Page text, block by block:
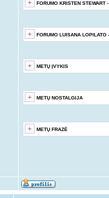
FORUMO KRISTEN STEWART
FORUMO LUISANA LOPILATO
METŲ ĮVYKIS
METŲ NOSTALGIJA
METŲ FRAZĖ